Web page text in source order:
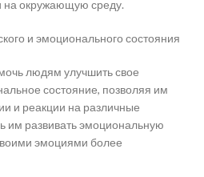
на окружающую среду.
и эмоционального состояния
людям улучшить свое
состояние, позволяя им
и реакции на различные
им развивать эмоциональную
эмоциями более